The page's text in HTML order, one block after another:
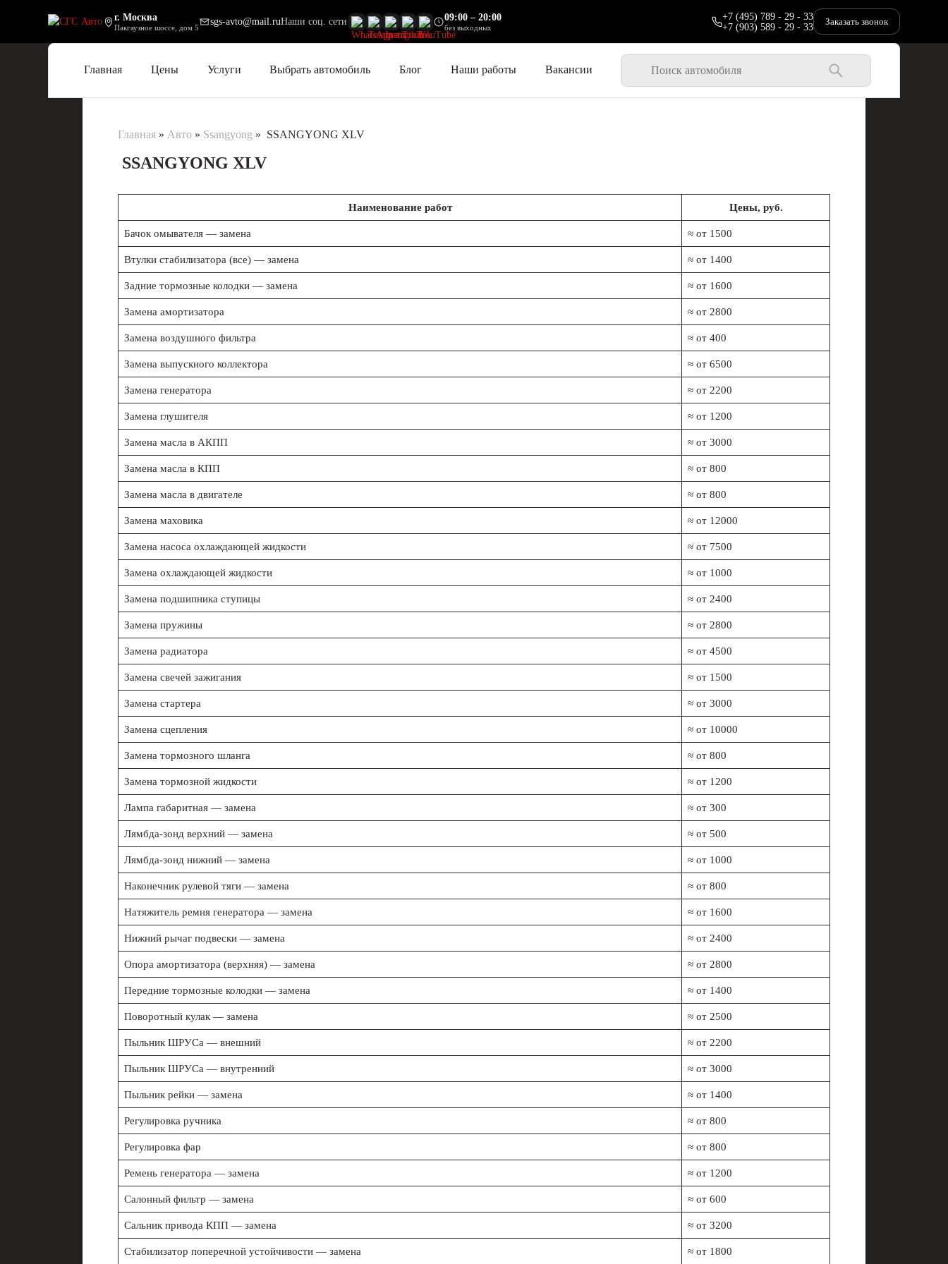
г. Москва
Пакгаузное шоссе, дом 5
sgs-avto@mail.ruНаши соц. сети 09:00 – 20:00
без выходных
+7 (495) 789 - 29 - 33
+7 (903) 589 - 29 - 33
Заказать звонок
Главная Цены Услуги Выбрать автомобиль Блог Наши работы Вакансии
Главная » Авто » Ssangyong » SSANGYONG XLV
SSANGYONG XLV
Наименование работ Цены, руб.
Бачок омывателя — замена ≈ от 1500
Втулки стабилизатора (все) — замена ≈ от 1400
Задние тормозные колодки — замена ≈ от 1600
Замена амортизатора ≈ от 2800
Замена воздушного фильтра ≈ от 400
Замена выпускного коллектора ≈ от 6500
Замена генератора ≈ от 2200
Замена глушителя ≈ от 1200
Замена масла в АКПП ≈ от 3000
Замена масла в КПП ≈ от 800
Замена масла в двигателе ≈ от 800
Замена маховика ≈ от 12000
Замена насоса охлаждающей жидкости ≈ от 7500
Замена охлаждающей жидкости ≈ от 1000
Замена подшипника ступицы ≈ от 2400
Замена пружины ≈ от 2800
Замена радиатора ≈ от 4500
Замена свечей зажигания ≈ от 1500
Замена стартера ≈ от 3000
Замена сцепления ≈ от 10000
Замена тормозного шланга ≈ от 800
Замена тормозной жидкости ≈ от 1200
Лампа габаритная — замена ≈ от 300
Лямбда-зонд верхний — замена ≈ от 500
Лямбда-зонд нижний — замена ≈ от 1000
Наконечник рулевой тяги — замена ≈ от 800
Натяжитель ремня генератора — замена ≈ от 1600
Нижний рычаг подвески — замена ≈ от 2400
Опора амортизатора (верхняя) — замена ≈ от 2800
Передние тормозные колодки — замена ≈ от 1400
Поворотный кулак — замена ≈ от 2500
Пыльник ШРУСа — внешний ≈ от 2200
Пыльник ШРУСа — внутренний ≈ от 3000
Пыльник рейки — замена ≈ от 1400
Регулировка ручника ≈ от 800
Регулировка фар ≈ от 800
Ремень генератора — замена ≈ от 1200
Салонный фильтр — замена ≈ от 600
Сальник привода КПП — замена ≈ от 3200
Стабилизатор поперечной устойчивости — замена ≈ от 1800